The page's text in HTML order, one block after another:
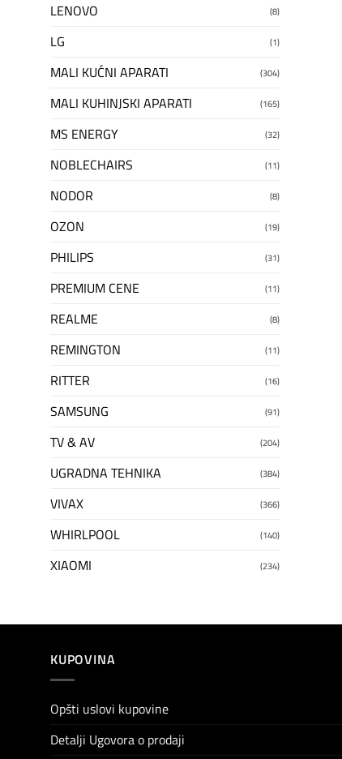
LENOVO (8)
LG (1)
MALI KUĆNI APARATI (304)
MALI KUHINJSKI APARATI (165)
MS ENERGY (32)
NOBLECHAIRS (11)
NODOR (8)
OZON (19)
PHILIPS (31)
PREMIUM CENE (11)
REALME (8)
REMINGTON (11)
RITTER (16)
SAMSUNG (91)
TV & AV (204)
UGRADNA TEHNIKA (384)
VIVAX (366)
WHIRLPOOL (140)
XIAOMI (234)
KUPOVINA
Opšti uslovi kupovine
Detalji Ugovora o prodaji